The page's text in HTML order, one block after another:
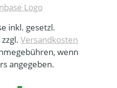
inkl. gesetzl.
Versandkosten
wenn
angegeben.